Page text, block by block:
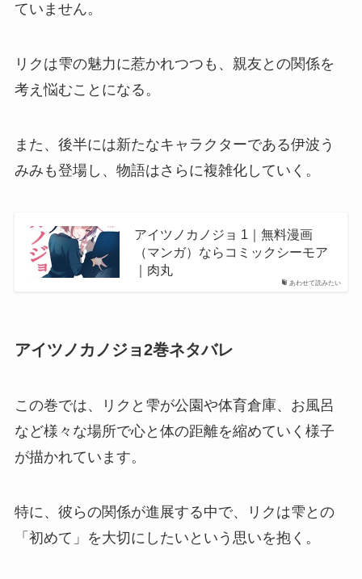
ていません。
リクは雫の魅力に惹かれつつも、親友との関係を
考え悩むことになる。
また、後半には新たなキャラクターである伊波う
みみも登場し、物語はさらに複雑化していく。
あわせて読みたい
アイツノカノジョ 1｜無料漫画
（マンガ）ならコミックシーモア
｜肉丸
アイツノカノジョ2巻ネタバレ
この巻では、リクと雫が公園や体育倉庫、お風呂
など様々な場所で心と体の距離を縮めていく様子
が描かれています。
特に、彼らの関係が進展する中で、リクは雫との
「初めて」を大切にしたいという思いを抱く。